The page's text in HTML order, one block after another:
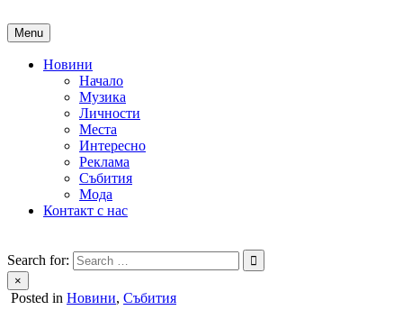
to
content
Menu
Новини
Начало
Музика
Личности
Места
Интересно
Реклама
Събития
Мода
Контакт с нас
People of Bulgaria
За хората на България
Search for:
×
Posted in Новини, Събития